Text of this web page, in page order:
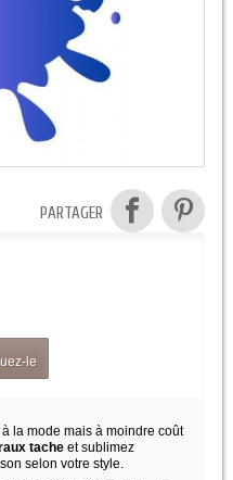
PARTAGER
le
la mode mais à moindre coût
tache et sublimez
selon votre style.